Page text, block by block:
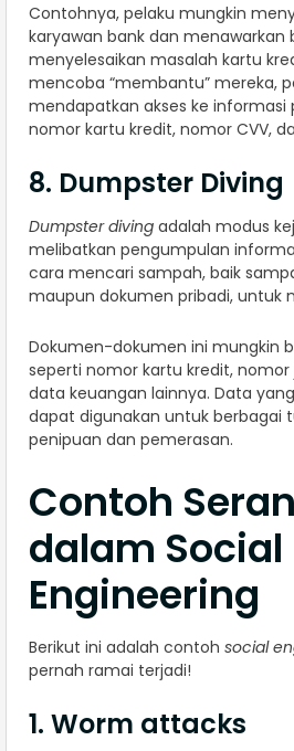
Contohnya, pelaku mungkin
karyawan bank dan menawarkan
menyelesaikan masalah kartu
mencoba “membantu” mereka,
mendapatkan akses ke informasi
nomor kartu kredit, nomor CVV,
8. Dumpster Diving
Dumpster diving adalah modus
melibatkan pengumpulan
cara mencari sampah, baik
maupun dokumen pribadi, untuk
Dokumen-dokumen ini mungkin
seperti nomor kartu kredit,
data keuangan lainnya. Data
dapat digunakan untuk berbagai
penipuan dan pemerasan.
Contoh
dalam Social
Engineering
Berikut ini adalah contoh social
pernah ramai terjadi!
1. Worm attacks